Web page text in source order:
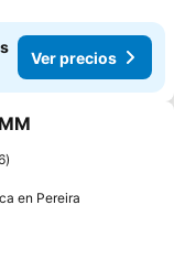
Ver precios
en Pereira